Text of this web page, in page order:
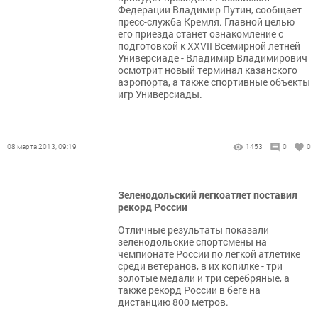
Федерации Владимир Путин, сообщает
пресс-служба Кремля. Главной целью
его приезда станет ознакомление с
подготовкой к XXVII Всемирной летней
Универсиаде - Владимир Владимирович
осмотрит новый терминал казанского
аэропорта, а также спортивные объекты
игр Универсиады.
08 марта 2013, 09:19 1453 0 0
Зеленодольский легкоатлет поставил
рекорд России
Отличные результаты показали
зеленодольские спортсмены на
чемпионате России по легкой атлетике
среди ветеранов, в их копилке - три
золотые медали и три серебряные, а
также рекорд России в беге на
дистанцию 800 метров.